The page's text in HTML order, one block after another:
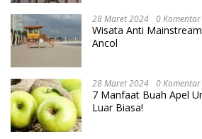
28 Maret 2024 0 Komentar
Wisata Anti
Ancol
28 Maret 2024 0 Komentar
7 Manfaat Buah Apel
Luar Biasa!